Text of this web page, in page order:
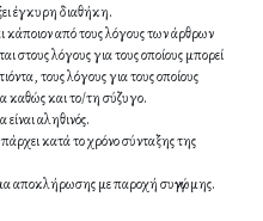
έγκυρη διαθήκη.
κάποιον από τους λόγους των άρθρων
στους λόγους για τους οποίους μπορεί
τους λόγους για τους οποίους
καθώς και το/τη σύζυγο.
αληθινός.
κατά το χρόνο σύνταξης της
αποκλήρωσης με παροχή συγγνώμης.